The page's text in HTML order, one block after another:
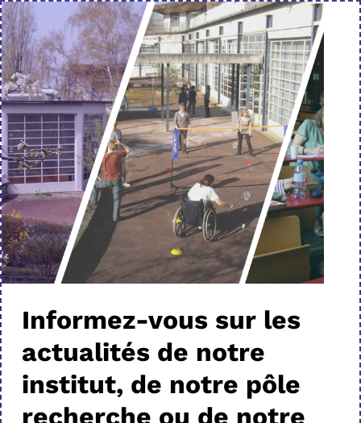
Informez-vous sur les
actualités de notre
institut, de notre pôle
recherche ou de notre